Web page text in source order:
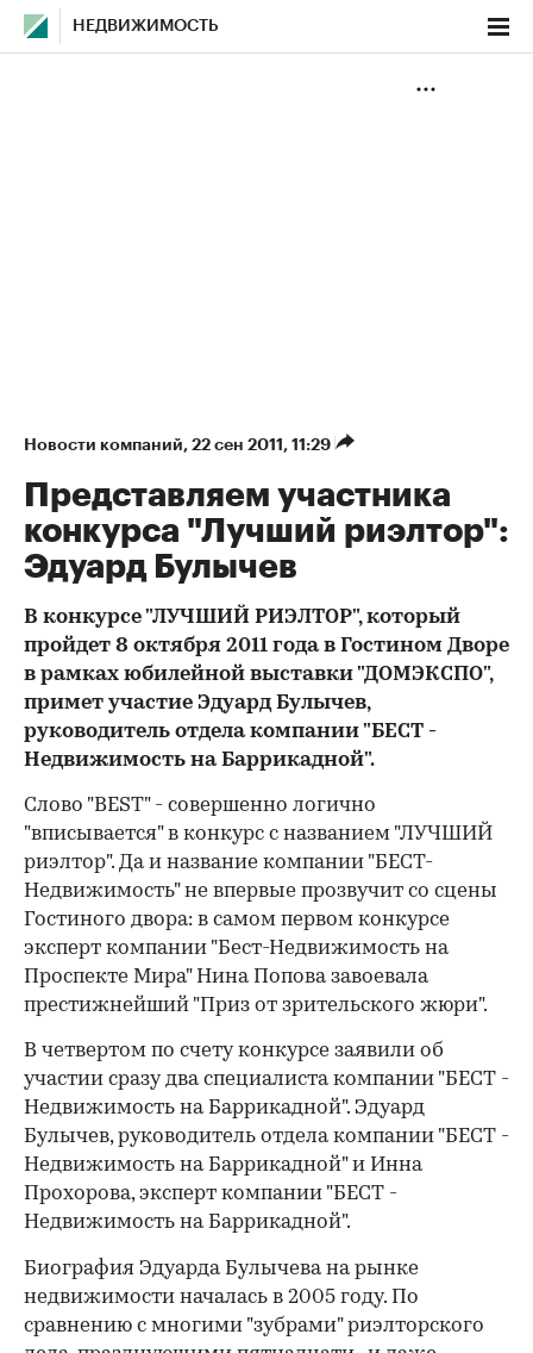
НЕДВИЖИМОСТЬ
Новости компаний⁠, 22 сен 2011, 11:29
Представляем участника
конкурса "Лучший риэлтор":
Эдуард Булычев
В конкурсе "ЛУЧШИЙ РИЭЛТОР", который
пройдет 8 октября 2011 года в Гостином Дворе
в рамках юбилейной выставки "ДОМЭКСПО",
примет участие Эдуард Булычев,
руководитель отдела компании "БЕСТ -
Недвижимость на Баррикадной".
Слово "BEST" - совершенно логично
"вписывается" в конкурс с названием "ЛУЧШИЙ
риэлтор". Да и название компании "БЕСТ-
Недвижимость" не впервые прозвучит со сцены
Гостиного двора: в самом первом конкурсе
эксперт компании "Бест-Недвижимость на
Проспекте Мира" Нина Попова завоевала
престижнейший "Приз от зрительского жюри".
В четвертом по счету конкурсе заявили об
участии сразу два специалиста компании "БЕСТ -
Недвижимость на Баррикадной". Эдуард
Булычев, руководитель отдела компании "БЕСТ -
Недвижимость на Баррикадной" и Инна
Прохорова, эксперт компании "БЕСТ -
Недвижимость на Баррикадной".
Биография Эдуарда Булычева на рынке
недвижимости началась в 2005 году. По
сравнению с многими "зубрами" риэлторского